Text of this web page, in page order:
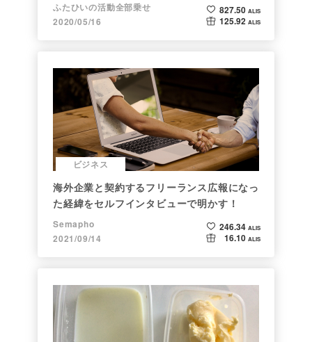
ふたひいの活動全部乗せ
2020/05/16
827.50 ALIS
125.92 ALIS
ビジネス
海外企業と契約するフリーランス広報になっ
た経緯をセルフインタビューで明かす！
Semapho
2021/09/14
246.34 ALIS
16.10 ALIS